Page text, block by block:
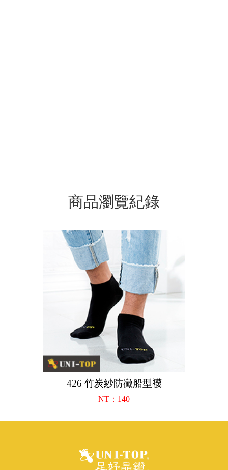
商品瀏覽紀錄
426 竹炭紗防黴船型襪
NT：140